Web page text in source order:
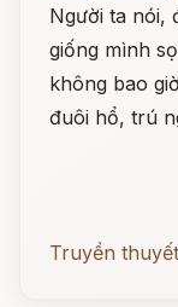
Người ta nói,
giống mình
không bao
đuôi hổ, trú
Truyền